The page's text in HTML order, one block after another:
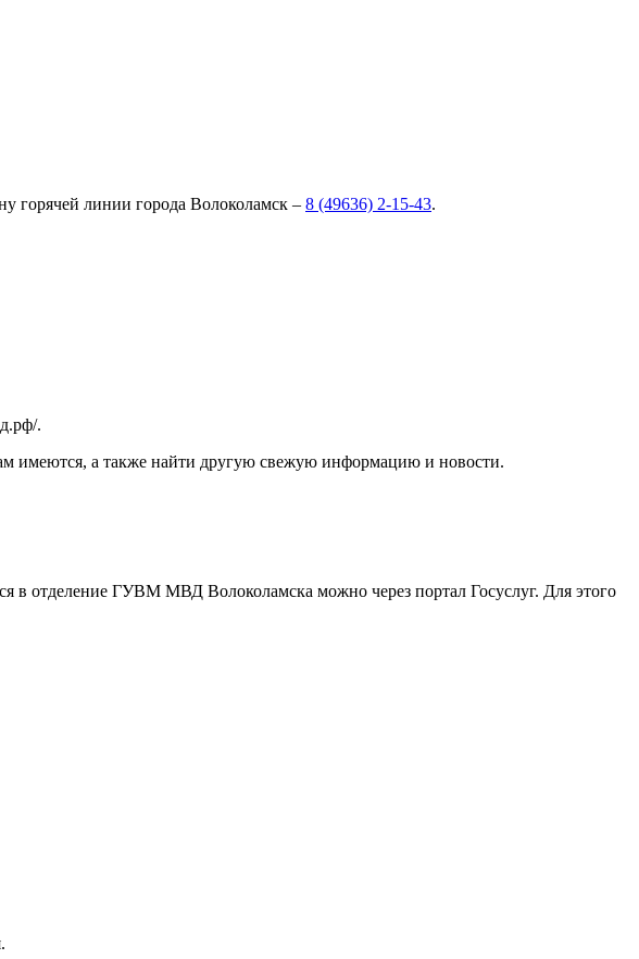
горячей линии города Волоколамск – 8 (49636) 2-15-43.
.
имеются, а также найти другую свежую информацию и новости.
в отделение ГУВМ МВД Волоколамска можно через портал Госуслуг. Для этого